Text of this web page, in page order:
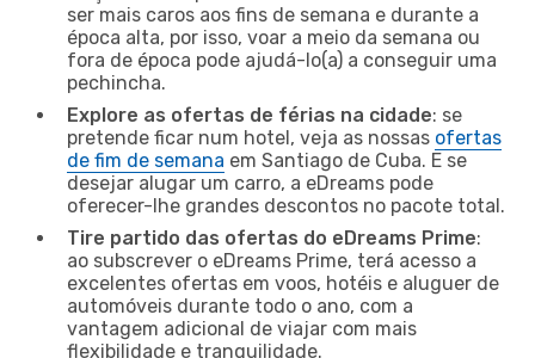
ser mais caros aos fins de semana e durante a
época alta, por isso, voar a meio da semana ou
fora de época pode ajudá-lo(a) a conseguir uma
pechincha.
Explore as ofertas de férias na cidade: se
pretende ficar num hotel, veja as nossas ofertas
de fim de semana em Santiago de Cuba. E se
desejar alugar um carro, a eDreams pode
oferecer-lhe grandes descontos no pacote total.
Tire partido das ofertas do eDreams Prime:
ao subscrever o eDreams Prime, terá acesso a
excelentes ofertas em voos, hotéis e aluguer de
automóveis durante todo o ano, com a
vantagem adicional de viajar com mais
flexibilidade e tranquilidade.